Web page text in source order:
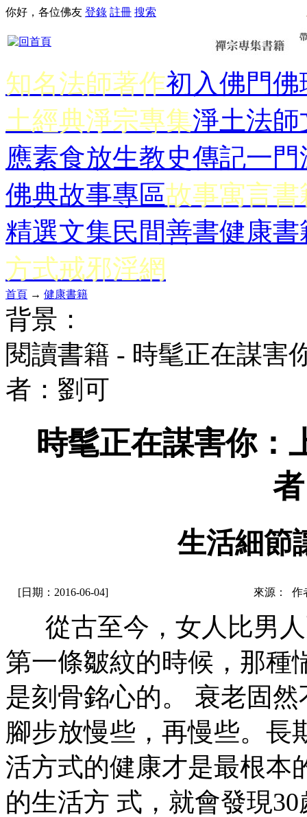
你好，各位佛友 登錄 註冊 搜索
知名法師著作初入佛門佛
土經典淨宗專集淨土法師
應素食放生教史傳記一門
佛典故事專區故事寓言書
精選文集民間善書健康書
方式戒邪淫網
首頁 → 健康書籍
背景：
閱讀書籍 - 時髦正在謀
者：劉可
時髦正在謀害你
生活細節
[日期：2016-06-04] 來源： 作
從古至今，女人比男人
第一條皺紋的時候，那種
是刻骨銘心的。 衰老固
腳步放慢些，再慢些。長
活方式的健康才是最根本
的生活方 式，就會發現